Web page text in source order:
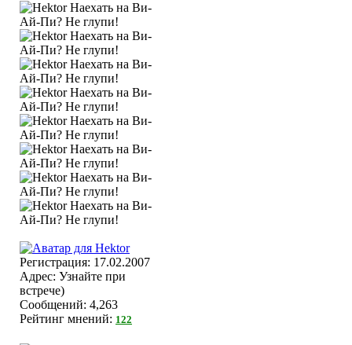
Регистрация: 17.02.2007
Адрес: Узнайте при
встрече)
Сообщений: 4,263
Рейтинг мнений: 122